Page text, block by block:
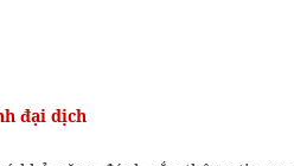
đại dịch